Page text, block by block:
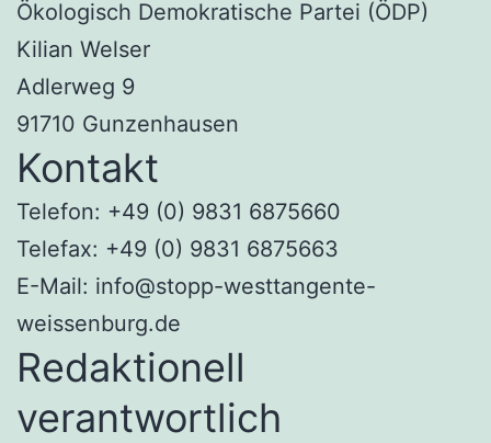
Ökologisch Demokratische Partei (ÖDP)
Kilian Welser
Adlerweg 9
91710 Gunzenhausen
Kontakt
Telefon: +49 (0) 9831 6875660
Telefax: +49 (0) 9831 6875663
E-Mail: info@stopp-westtangente-
weissenburg.de
Redaktionell
verantwortlich